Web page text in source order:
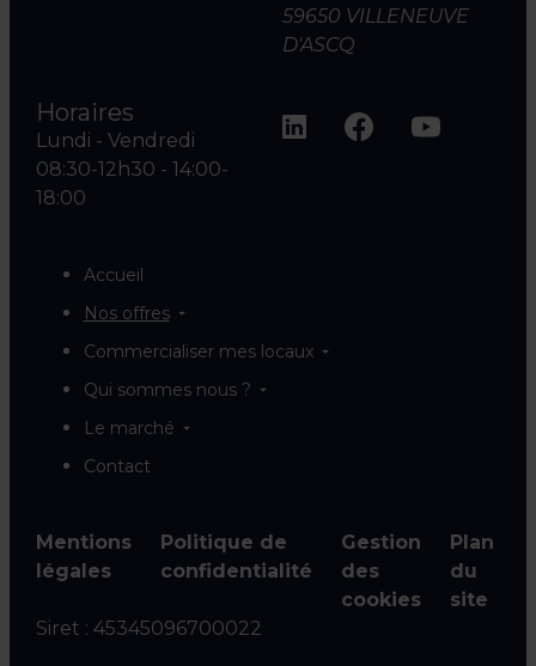
59650 VILLENEUVE
D'ASCQ
Horaires
Lundi - Vendredi
08:30-12h30 - 14:00-
18:00
Accueil
Nos offres
Commercialiser mes locaux
Qui sommes nous ?
Le marché
Contact
Mentions
légales
Politique de
confidentialité
Gestion
des
cookies
Plan
du
site
Siret : 45345096700022